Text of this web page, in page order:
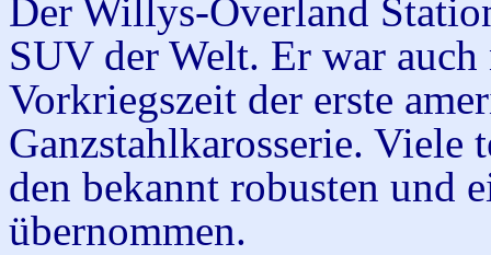
Der Willys-Overland
SUV der Welt. Er war
Vorkriegszeit der erste
Ganzstahlkarosserie. Viele
den bekannt robusten und
übernommen.